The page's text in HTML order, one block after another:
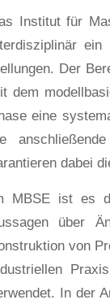
Institut für
ein
Der
dem
eine
dabei
MBSE ist es
über
von
In der